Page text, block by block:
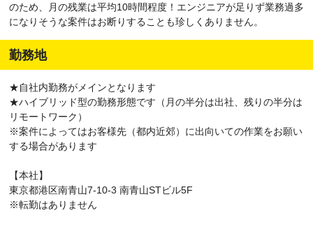
のため、月の残業は平均10時間程度！エンジニアが足りず業務過多
になりそうな案件はお断りすることも珍しくありません。
勤務地
★自社内勤務がメインとなります
★ハイブリッド型の勤務形態です（月の半分は出社、残りの半分は
リモートワーク）
※案件によってはお客様先（都内近郊）に出向いての作業をお願い
する場合があります
【本社】
東京都港区南青山7-10-3 南青山STビル5F
※転勤はありません